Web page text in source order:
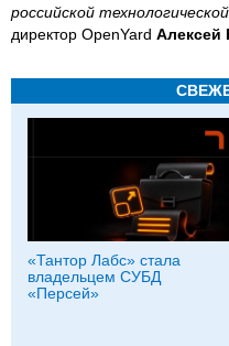
российской
директор OpenYard Алексей
«Тантор Лабс» стала
владельцем СУБД
«Персей»